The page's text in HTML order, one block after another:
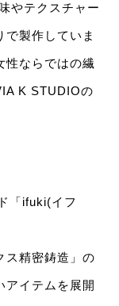
やテクスチャー
で製作していま
性ならではの繊
K STUDIOの
「ifuki(イフ
ス精密鋳造」の
アイテムを展開